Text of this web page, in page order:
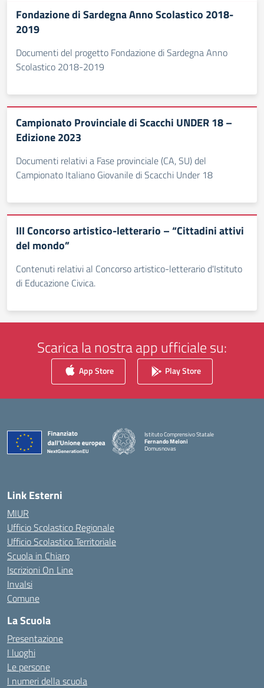
Fondazione di Sardegna Anno Scolastico 2018-
2019
Documenti del progetto Fondazione di Sardegna Anno
Scolastico 2018-2019
Campionato Provinciale di Scacchi UNDER 18 –
Edizione 2023
Documenti relativi a Fase provinciale (CA, SU) del
Campionato Italiano Giovanile di Scacchi Under 18
III Concorso artistico-letterario – “Cittadini attivi
del mondo”
Contenuti relativi al Concorso artistico-letterario d'Istituto
di Educazione Civica.
Scarica la nostra app ufficiale su:
App Store Play Store
Istituto Comprensivo Statale
Fernando Meloni
Domusnovas
Link Esterni
MIUR
Ufficio Scolastico Regionale
Ufficio Scolastico Territoriale
Scuola in Chiaro
Iscrizioni On Line
Invalsi
Comune
La Scuola
Presentazione
I luoghi
Le persone
I numeri della scuola